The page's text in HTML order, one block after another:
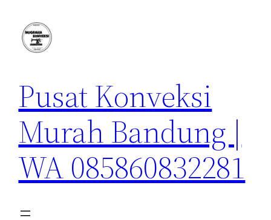
konten
Pusat Konveksi
Murah Bandung |
WA 085860832281